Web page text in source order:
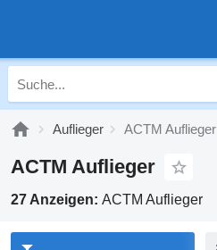
Auflieger ACTM Auflieger
ACTM Auflieger
27 Anzeigen: ACTM Auflieger